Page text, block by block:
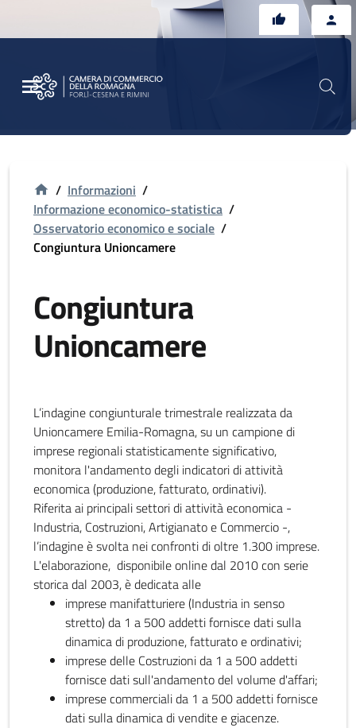
/ Informazioni /
Informazione economico-statistica /
Osservatorio economico e sociale /
Congiuntura Unioncamere
Congiuntura
Unioncamere
L’indagine congiunturale trimestrale realizzata da
Unioncamere Emilia-Romagna, su un campione di
imprese regionali statisticamente significativo,
monitora l'andamento degli indicatori di attività
economica (produzione, fatturato, ordinativi).
Riferita ai principali settori di attività economica -
Industria, Costruzioni, Artigianato e Commercio -,
l’indagine è svolta nei confronti di oltre 1.300 imprese.
L'elaborazione, disponibile online dal 2010 con serie
storica dal 2003, è dedicata alle
imprese manifatturiere (Industria in senso
stretto) da 1 a 500 addetti fornisce dati sulla
dinamica di produzione, fatturato e ordinativi;
imprese delle Costruzioni da 1 a 500 addetti
fornisce dati sull'andamento del volume d'affari;
imprese commerciali da 1 a 500 addetti fornisce
dati sulla dinamica di vendite e giacenze.